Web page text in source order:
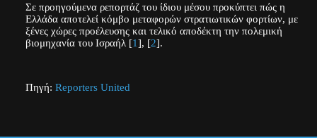
Σε προηγούμενα ρεπορτάζ του ίδιου μέσου προκύπτει πώς η
Ελλάδα αποτελεί κόμβο μεταφορών στρατιωτικών φορτίων, με
ξένες χώρες προέλευσης και τελικό αποδέκτη την πολεμική
βιομηχανία του Ισραήλ [1], [2].
Πηγή: Reporters United